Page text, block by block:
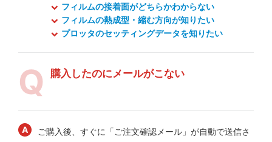
フィルムの接着面がどちらかわからない
フィルムの熱成型・縮む方向が知りたい
プロッタのセッティングデータを知りたい
購入したのにメールがこない
ご購入後、すぐに「ご注文確認メール」が自動で送信さ